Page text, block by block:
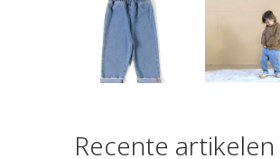
Recente artikelen